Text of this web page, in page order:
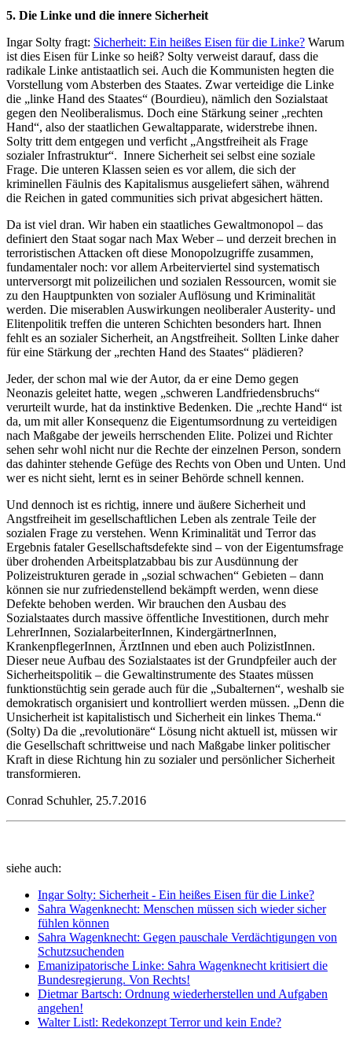
5. Die Linke und die innere Sicherheit
Ingar Solty fragt: Sicherheit: Ein heißes Eisen für die Linke? Warum
ist dies Eisen für Linke so heiß? Solty verweist darauf, dass die
radikale Linke antistaatlich sei. Auch die Kommunisten hegten die
Vorstellung vom Absterben des Staates. Zwar verteidige die Linke
die „linke Hand des Staates“ (Bourdieu), nämlich den Sozialstaat
gegen den Neoliberalismus. Doch eine Stärkung seiner „rechten
Hand“, also der staatlichen Gewaltapparate, widerstrebe ihnen.
Solty tritt dem entgegen und verficht „Angstfreiheit als Frage
sozialer Infrastruktur“. Innere Sicherheit sei selbst eine soziale
Frage. Die unteren Klassen seien es vor allem, die sich der
kriminellen Fäulnis des Kapitalismus ausgeliefert sähen, während
die Reichen in gated communities sich privat abgesichert hätten.
Da ist viel dran. Wir haben ein staatliches Gewaltmonopol – das
definiert den Staat sogar nach Max Weber – und derzeit brechen in
terroristischen Attacken oft diese Monopolzugriffe zusammen,
fundamentaler noch: vor allem Arbeiterviertel sind systematisch
unterversorgt mit polizeilichen und sozialen Ressourcen, womit sie
zu den Hauptpunkten von sozialer Auflösung und Kriminalität
werden. Die miserablen Auswirkungen neoliberaler Austerity- und
Elitenpolitik treffen die unteren Schichten besonders hart. Ihnen
fehlt es an sozialer Sicherheit, an Angstfreiheit. Sollten Linke daher
für eine Stärkung der „rechten Hand des Staates“ plädieren?
Jeder, der schon mal wie der Autor, da er eine Demo gegen
Neonazis geleitet hatte, wegen „schweren Landfriedensbruchs“
verurteilt wurde, hat da instinktive Bedenken. Die „rechte Hand“ ist
da, um mit aller Konsequenz die Eigentumsordnung zu verteidigen
nach Maßgabe der jeweils herrschenden Elite. Polizei und Richter
sehen sehr wohl nicht nur die Rechte der einzelnen Person, sondern
das dahinter stehende Gefüge des Rechts von Oben und Unten. Und
wer es nicht sieht, lernt es in seiner Behörde schnell kennen.
Und dennoch ist es richtig, innere und äußere Sicherheit und
Angstfreiheit im gesellschaftlichen Leben als zentrale Teile der
sozialen Frage zu verstehen. Wenn Kriminalität und Terror das
Ergebnis fataler Gesellschaftsdefekte sind – von der Eigentumsfrage
über drohenden Arbeitsplatzabbau bis zur Ausdünnung der
Polizeistrukturen gerade in „sozial schwachen“ Gebieten – dann
können sie nur zufriedenstellend bekämpft werden, wenn diese
Defekte behoben werden. Wir brauchen den Ausbau des
Sozialstaates durch massive öffentliche Investitionen, durch mehr
LehrerInnen, SozialarbeiterInnen, KindergärtnerInnen,
KrankenpflegerInnen, ÄrztInnen und eben auch PolizistInnen.
Dieser neue Aufbau des Sozialstaates ist der Grundpfeiler auch der
Sicherheitspolitik – die Gewaltinstrumente des Staates müssen
funktionstüchtig sein gerade auch für die „Subalternen“, weshalb sie
demokratisch organisiert und kontrolliert werden müssen. „Denn die
Unsicherheit ist kapitalistisch und Sicherheit ein linkes Thema.“
(Solty) Da die „revolutionäre“ Lösung nicht aktuell ist, müssen wir
die Gesellschaft schrittweise und nach Maßgabe linker politischer
Kraft in diese Richtung hin zu sozialer und persönlicher Sicherheit
transformieren.
Conrad Schuhler, 25.7.2016
siehe auch:
Ingar Solty: Sicherheit - Ein heißes Eisen für die Linke?
Sahra Wagenknecht: Menschen müssen sich wieder sicher
fühlen können
Sahra Wagenknecht: Gegen pauschale Verdächtigungen von
Schutzsuchenden
Emanizipatorische Linke: Sahra Wagenknecht kritisiert die
Bundesregierung. Von Rechts!
Dietmar Bartsch: Ordnung wiederherstellen und Aufgaben
angehen!
Walter Listl: Redekonzept Terror und kein Ende?